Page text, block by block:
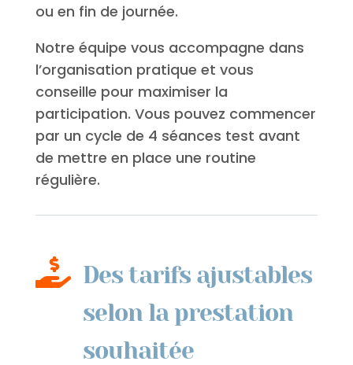
ou en fin de journée.
Notre équipe vous accompagne dans
l’organisation pratique et vous
conseille pour maximiser la
participation. Vous pouvez commencer
par un cycle de 4 séances test avant
de mettre en place une routine
régulière.
 Des tarifs ajustables
selon la prestation
souhaitée